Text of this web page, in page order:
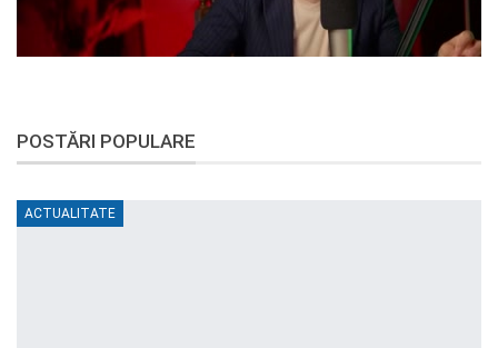
POSTĂRI POPULARE
ACTUALITATE